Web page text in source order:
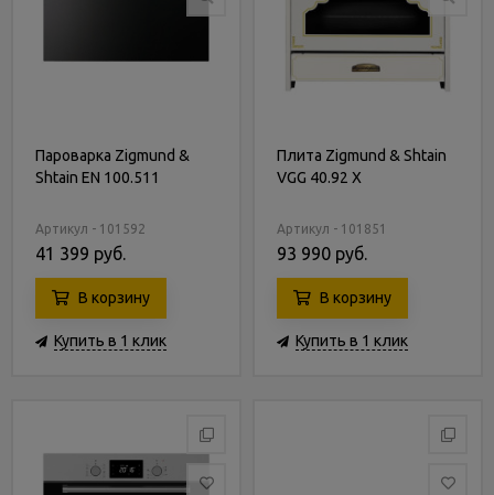
Пароварка Zigmund &
Shtain EN 100.511
Артикул - 101592
41 399 руб.
В корзину
Купить в 1 клик
Плита Zigmund & Shtain
VGG 40.92 X
Артикул - 101851
93 990 руб.
В корзину
Купить в 1 клик